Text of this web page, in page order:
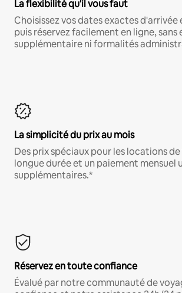
La flexibilité qu'il vous faut
Choisissez vos dates exactes
puis réservez facilement en ligne,
supplémentaire ni formalités
La simplicité du prix au mois
Des prix spéciaux pour les locations
longue durée et un paiement mensuel
supplémentaires.*
Réservez en toute confiance
Évalué par notre communauté de